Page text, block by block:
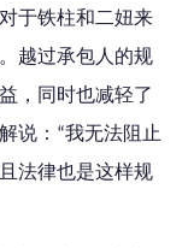
于铁柱和二妞来
。越过承包人的规
，同时也减轻了
说： “我无法阻止
法律也是这样规